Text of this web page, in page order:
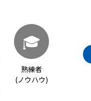
🎓
熟練者
(ノウハウ)